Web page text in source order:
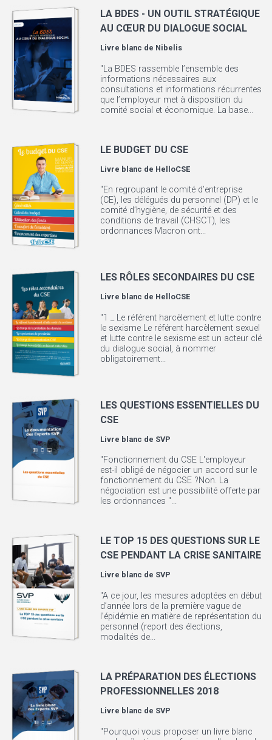
LA BDES - UN OUTIL STRATÉGIQUE
AU CŒUR DU DIALOGUE SOCIAL
Livre blanc de Nibelis
"La BDES rassemble l’ensemble des
informations nécessaires aux
consultations et informations récurrentes
que l’employeur met à disposition du
comité social et économique. La base...
LE BUDGET DU CSE
Livre blanc de HelloCSE
"En regroupant le comité d’entreprise
(CE), les délégués du personnel (DP) et le
comité d’hygiène, de sécurité et des
conditions de travail (CHSCT), les
ordonnances Macron ont...
LES RÔLES SECONDAIRES DU CSE
Livre blanc de HelloCSE
"1 _ Le référent harcèlement et lutte contre
le sexisme Le référent harcèlement sexuel
et lutte contre le sexisme est un acteur clé
du dialogue social, à nommer
obligatoirement...
LES QUESTIONS ESSENTIELLES DU
CSE
Livre blanc de SVP
"Fonctionnement du CSE L'employeur
est-il obligé de négocier un accord sur le
fonctionnement du CSE ?​ Non. La
négociation est une possibilité offerte par
les ordonnances "...
LE TOP 15 DES QUESTIONS SUR LE
CSE PENDANT LA CRISE SANITAIRE
Livre blanc de SVP
"A ce jour, les mesures adoptées en début
d’année lors de la première vague de
l’épidémie en matière de représentation du
personnel (report des élections,
modalités de...
LA PRÉPARATION DES ÉLECTIONS
PROFESSIONNELLES 2018
Livre blanc de SVP
"Pourquoi vous proposer un livre blanc